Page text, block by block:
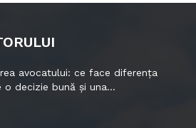
avocatului: ce face diferența
o decizie bună și una...